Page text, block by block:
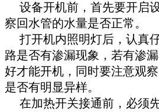
设备开机前，首先要开启
察回水管的水量是否正常。
打开机内照明灯后，认真
路是否有渗漏现象，若有渗
好才能开机，同时要注意观
是否有明显异样。
在加热开关接通前，必须先